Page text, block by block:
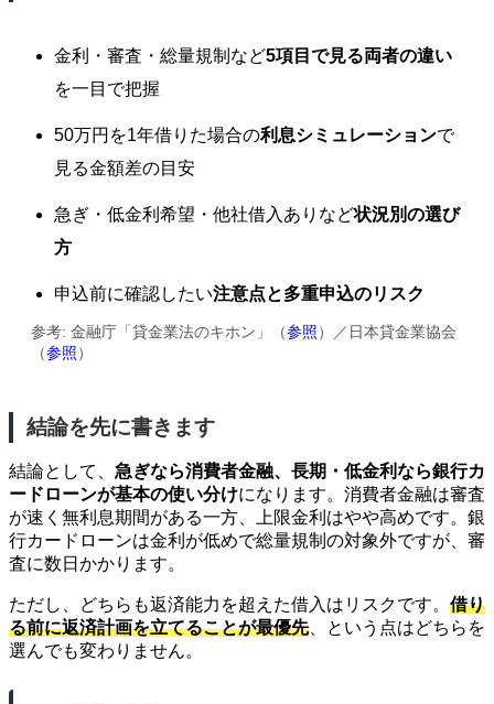
金利・審査・総量規制など5項目で見る両者の違い
を一目で把握
50万円を1年借りた場合の利息シミュレーションで
見る金額差の目安
急ぎ・低金利希望・他社借入ありなど状況別の選び
方
申込前に確認したい注意点と多重申込のリスク
参考: 金融庁「貸金業法のキホン」（参照）／日本貸金業協会
（参照）
結論を先に書きます
結論として、 急ぎなら消費者金融、長期・低金利なら銀行カ
ードローンが基本の使い分けになります。消費者金融は審査
が速く無利息期間がある一方、上限金利はやや高めです。銀
行カードローンは金利が低めで総量規制の対象外ですが、審
査に数日かかります。
ただし、どちらも返済能力を超えた借入はリスクです。 借り
る前に返済計画を立てることが最優先、という点はどちらを
選んでも変わりません。